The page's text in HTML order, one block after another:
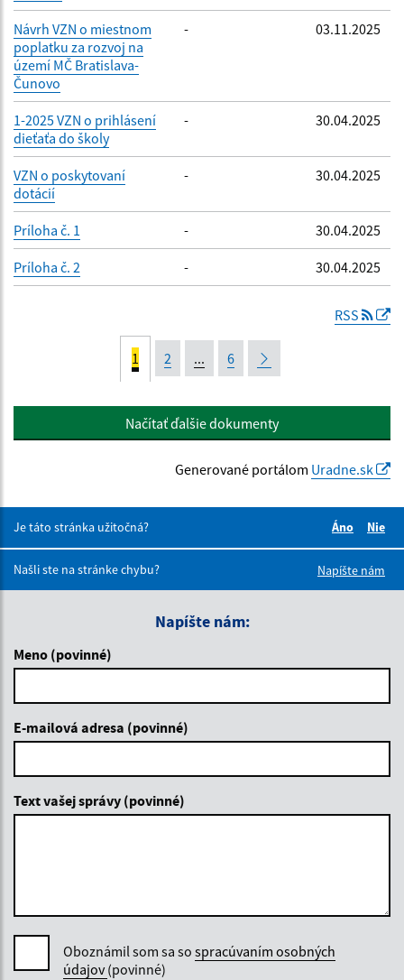
Návrh VZN o miestnom
poplatku za rozvoj na
území MČ Bratislava-
Čunovo
- 03.11.2025
1-2025 VZN o prihlásení
dieťaťa do školy
- 30.04.2025
VZN o poskytovaní
dotácií
- 30.04.2025
Príloha č. 1 - 30.04.2025
Príloha č. 2 - 30.04.2025
RSS
1 2 ... 6
Načítať ďalšie dokumenty
Generované portálom Uradne.sk
Je táto stránka užitočná?
Áno
Nie
Našli ste na stránke chybu?
Napíšte nám
Napíšte nám:
Meno (povinné)
E-mailová adresa (povinné)
Text vašej správy (povinné)
Oboznámil som sa so spracúvaním osobných
údajov(povinné)